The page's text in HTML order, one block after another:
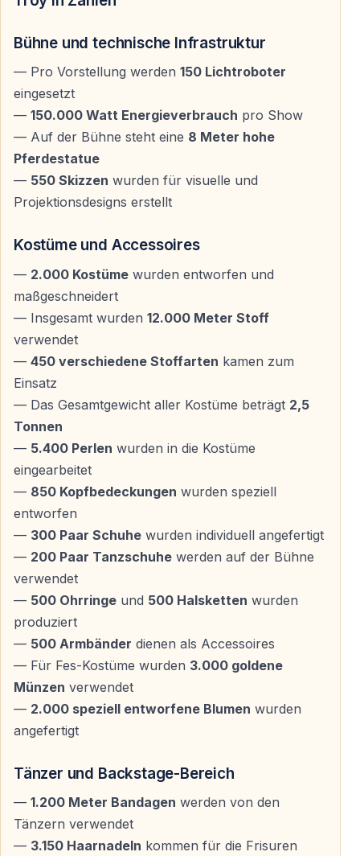
Geschichte von Troy mit dynamischer Choreografie,
Nach mehr als dreitausend Jahren kehrt diese Legende
nach Anatolien zurück — nicht als Text, sondern als
kraftvolles Live-Erlebnis.
Jede Szene transportiert zeitlose Emotionen —
Heldenmut, Verrat, Hoffnung und Opferbereitschaft.
Lebendige Bühne statt Kinoleinwand
Auch wenn Troy aus dem Kino bekannt ist — diese
Filmeffekte, keine Projektionen — nur Bewegung,
Rhythmus und unmittelbare Emotionen.
Ein direkter Zugang zur Kunst — unverfälscht und
intensiv.
Von Homer inspirierte Choreografie
Die Choreografie von Troy stammt von Mustafa
Erdoğan und orientiert sich an den epischen
Erzählungen Homers. Zentrale Symbole — allen voran
das Trojanische Pferd — werden visuell kraftvoll
umgesetzt.
In dreizehn eindrucksvollen Szenen erleben die
Zuschauer eine Reise durch mehr als 3.000 Jahre
Geschichte — von antiken Schlachten bis zu
universellen menschlichen Gefühlen.
Aspendos Arena — Ikonische Spielstätte bei
Antalya
monumentale und stimmungsvolle Kulisse für diese
epische Produktion. Das offene Raumkonzept, die
Größe der Bühne und die besondere Atmosphäre
verstärken die Wirkung jeder Bewegung.
Bühne und technische Infrastruktur
— Pro Vorstellung werden 150 Lichtroboter
eingesetzt
— 150.000 Watt Energieverbrauch pro Show
— Auf der Bühne steht eine 8 Meter hohe
Pferdestatue
— 550 Skizzen wurden für visuelle und
Projektionsdesigns erstellt
Kostüme und Accessoires
— 2.000 Kostüme wurden entworfen und
maßgeschneidert
— Insgesamt wurden 12.000 Meter Stoff
verwendet
— 450 verschiedene Stoffarten kamen zum
Einsatz
— Das Gesamtgewicht aller Kostüme beträgt 2,5
Tonnen
— 5.400 Perlen wurden in die Kostüme
eingearbeitet
— 850 Kopfbedeckungen wurden speziell
entworfen
— 300 Paar Schuhe wurden individuell angefertigt
— 200 Paar Tanzschuhe werden auf der Bühne
verwendet
— 500 Ohrringe und 500 Halsketten wurden
produziert
— 500 Armbänder dienen als Accessoires
— Für Fes-Kostüme wurden 3.000 goldene
Münzen verwendet
— 2.000 speziell entworfene Blumen wurden
angefertigt
Tänzer und Backstage-Bereich
— 1.200 Meter Bandagen werden von den
Tänzern verwendet
— 3.150 Haarnadeln kommen für die Frisuren